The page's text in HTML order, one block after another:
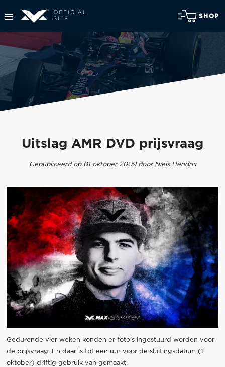
SHOP
Uitslag AMR DVD prijsvraag
Gepubliceerd op 01 oktober 2009 door Niels Hendrix
Gedurende vier weken konden er foto's ingestuurd worden voor
de prijsvraag. En daar is tot een uur voor de sluitingsdatum (1
oktober) driftig gebruik van gemaakt.